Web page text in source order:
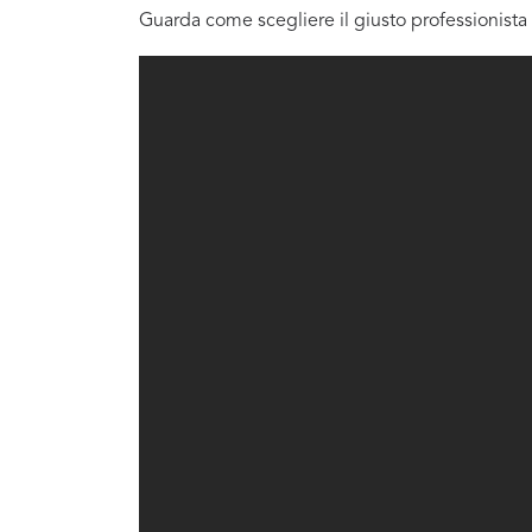
Guarda come scegliere il giusto professionista